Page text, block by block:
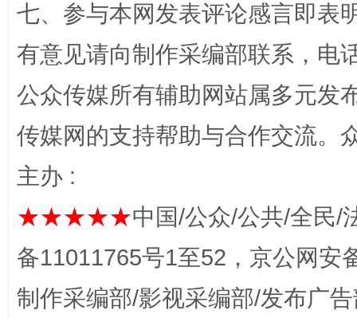
网上购药对药下症？
这是一记警钟！ 谢
七、参与本网发表评论感言即表
有意见请向制作采编部联系，电
公众传媒所有辅助网站属多元发
传媒网的支持帮助与合作交流。
主办 :
★★★★★中国/公众/公共/全民/
备11011765号1至52，京公网安
制作采编部/影视采编部/发布广